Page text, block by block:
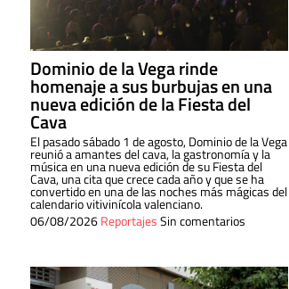
Dominio de la Vega rinde
homenaje a sus burbujas en una
nueva edición de la Fiesta del
Cava
El pasado sábado 1 de agosto, Dominio de la Vega
reunió a amantes del cava, la gastronomía y la
música en una nueva edición de su Fiesta del
Cava, una cita que crece cada año y que se ha
convertido en una de las noches más mágicas del
calendario vitivinícola valenciano.
06/08/2026ReportajesSin comentarios